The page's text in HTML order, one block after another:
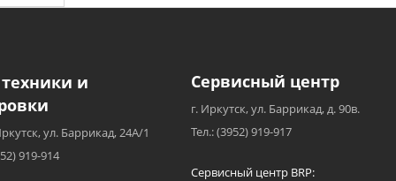
и
ул. Баррикад, 24А/1
919-914
Сервисный центр
г. Иркутск, ул. Баррикад, д. 90в.
Тел.: (3952) 919-917
Сервисный центр BRP: